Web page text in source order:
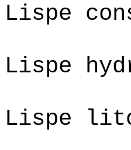
Lispe
Lispe
Lispe